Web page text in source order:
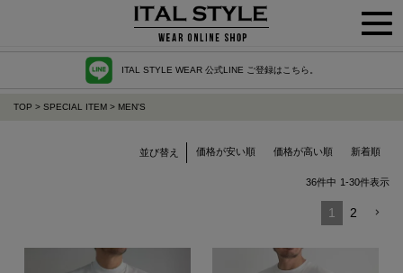
ITAL STYLE WEAR 公式LINE ご登録はこちら。
TOP SPECIAL ITEM MEN'S
並び替え 価格が安い順 価格が高い順 新着順
36件中 1-30件表示
1 2